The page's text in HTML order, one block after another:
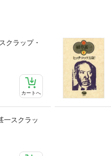
クラップ・
カートへ
一スクラッ